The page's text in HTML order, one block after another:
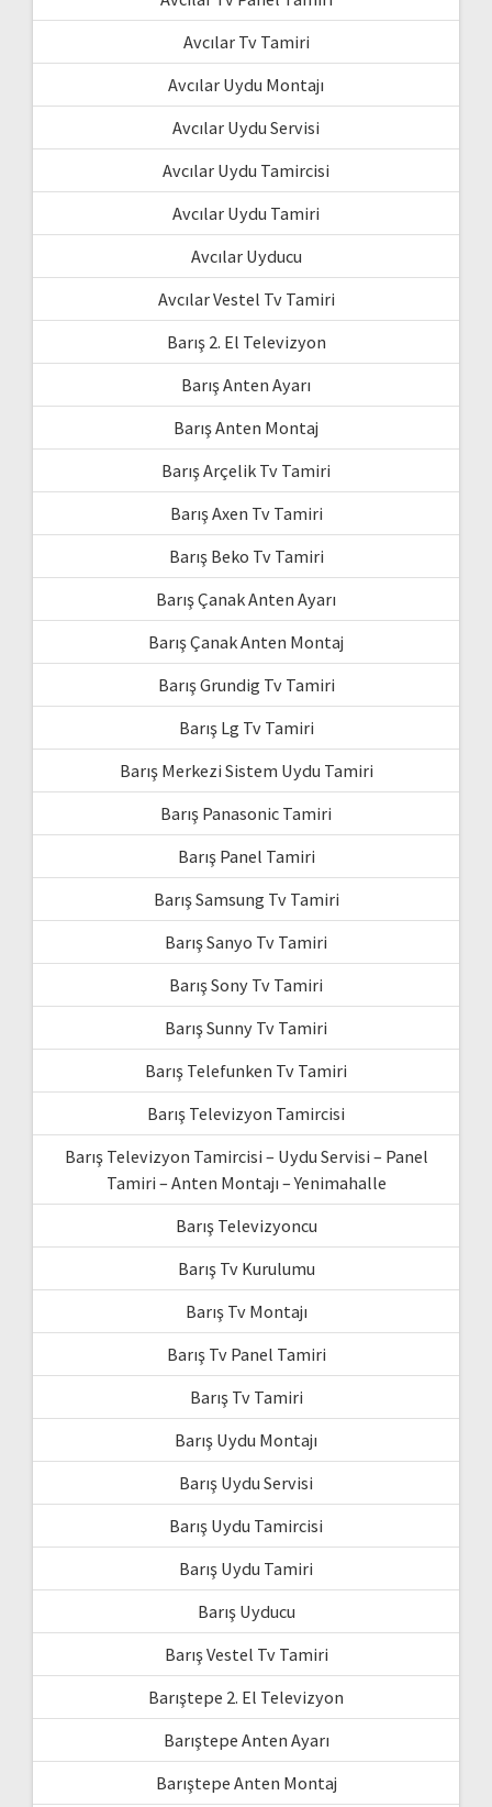
Avcılar Tv Tamiri
Avcılar Uydu Montajı
Avcılar Uydu Servisi
Avcılar Uydu Tamircisi
Avcılar Uydu Tamiri
Avcılar Uyducu
Avcılar Vestel Tv Tamiri
Barış 2. El Televizyon
Barış Anten Ayarı
Barış Anten Montaj
Barış Arçelik Tv Tamiri
Barış Axen Tv Tamiri
Barış Beko Tv Tamiri
Barış Çanak Anten Ayarı
Barış Çanak Anten Montaj
Barış Grundig Tv Tamiri
Barış Lg Tv Tamiri
Barış Merkezi Sistem Uydu Tamiri
Barış Panasonic Tamiri
Barış Panel Tamiri
Barış Samsung Tv Tamiri
Barış Sanyo Tv Tamiri
Barış Sony Tv Tamiri
Barış Sunny Tv Tamiri
Barış Telefunken Tv Tamiri
Barış Televizyon Tamircisi
Barış Televizyon Tamircisi – Uydu Servisi – Panel
Tamiri – Anten Montajı – Yenimahalle
Barış Televizyoncu
Barış Tv Kurulumu
Barış Tv Montajı
Barış Tv Panel Tamiri
Barış Tv Tamiri
Barış Uydu Montajı
Barış Uydu Servisi
Barış Uydu Tamircisi
Barış Uydu Tamiri
Barış Uyducu
Barış Vestel Tv Tamiri
Barıştepe 2. El Televizyon
Barıştepe Anten Ayarı
Barıştepe Anten Montaj